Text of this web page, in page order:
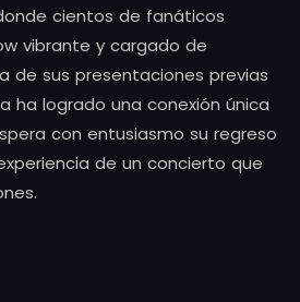
cientos de fanáticos
vibrante y cargado de
de sus presentaciones previas
ha logrado una conexión única
con entusiasmo su regreso
de un concierto que